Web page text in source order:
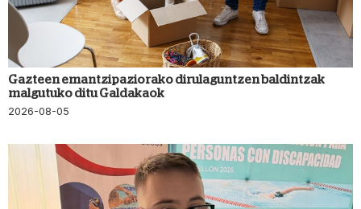
Gazteen emantzipaziorako dirulaguntzen baldintzak
malgutuko ditu Galdakaok
2026-08-05